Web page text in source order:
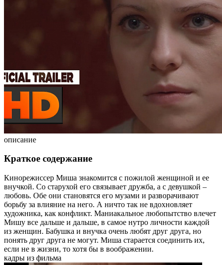
описание
Краткое содержание
Кинорежиссер Миша знакомится с пожилой женщиной и ее
внучкой. Со старухой его связывает дружба, а с девушкой –
любовь. Обе они становятся его музами и разворачивают
борьбу за влияние на него. А ничто так не вдохновляет
художника, как конфликт. Маниакальное любопытство влечет
Мишу все дальше и дальше, в самое нутро личности каждой
из женщин. Бабушка и внучка очень любят друг друга, но
понять друг друга не могут. Миша старается соединить их,
если не в жизни, то хотя бы в воображении.
кадры из фильма